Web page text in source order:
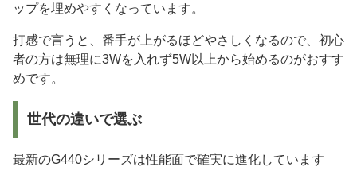
ップを埋めやすくなっています。
打感で言うと、番手が上がるほどやさしくなるので、初心
者の方は無理に3Wを入れず5W以上から始めるのがおすす
めです。
世代の違いで選ぶ
最新のG440シリーズは性能面で確実に進化しています